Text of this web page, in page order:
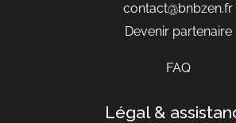
contact@bnbzen.fr
Devenir partenaire
FAQ
Légal &